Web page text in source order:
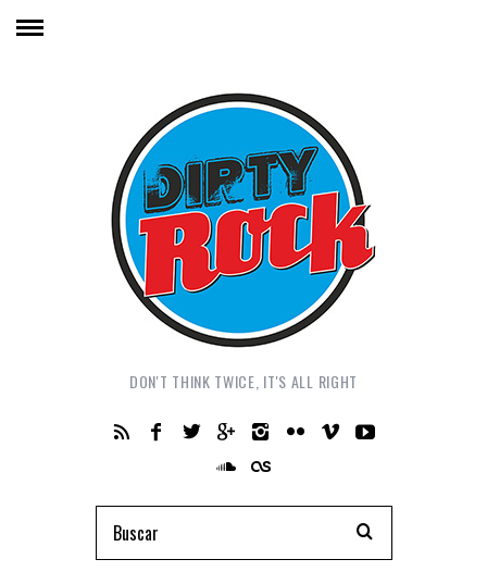
DON'T THINK TWICE, IT'S ALL RIGHT